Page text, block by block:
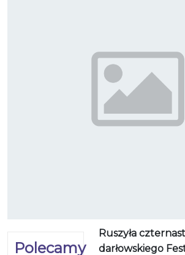
Polecamy
Ruszyła
darłowskiego